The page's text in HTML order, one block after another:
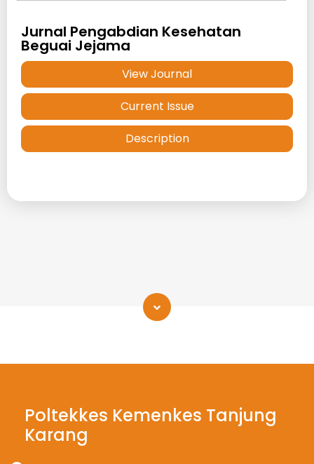
Jurnal Pengabdian Kesehatan
Beguai Jejama
View Journal
Current Issue
Description
Poltekkes Kemenkes Tanjung
Karang